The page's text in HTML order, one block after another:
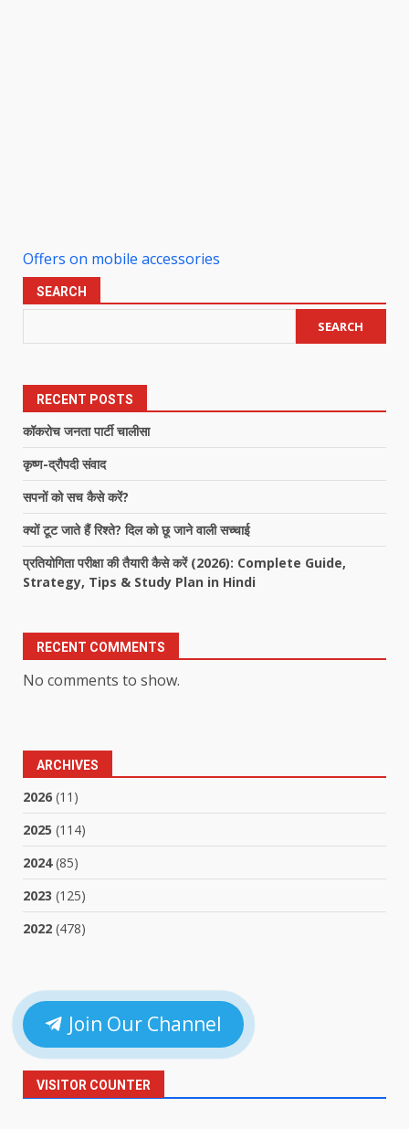
Offers on mobile accessories
SEARCH
SEARCH
RECENT POSTS
कॉकरोच जनता पार्टी चालीसा
कृष्ण-द्रौपदी संवाद
सपनों को सच कैसे करें?
क्यों टूट जाते हैं रिश्ते? दिल को छू जाने वाली सच्चाई
प्रतियोगिता परीक्षा की तैयारी कैसे करें (2026): Complete Guide,
Strategy, Tips & Study Plan in Hindi
RECENT COMMENTS
No comments to show.
ARCHIVES
2026 (11)
2025 (114)
2024(85)
2023 (125)
2022 (478)
Join Our Channel
VISITOR COUNTER